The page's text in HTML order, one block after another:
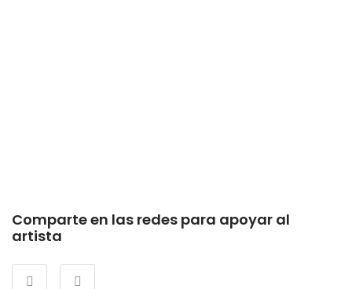
Comparte en las redes para apoyar al
artista